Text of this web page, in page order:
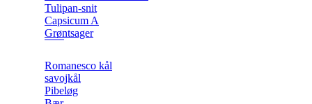
Tulipan-snit
Capsicum A
Grøntsager
Romanesco kål
savojkål
Pibeløg